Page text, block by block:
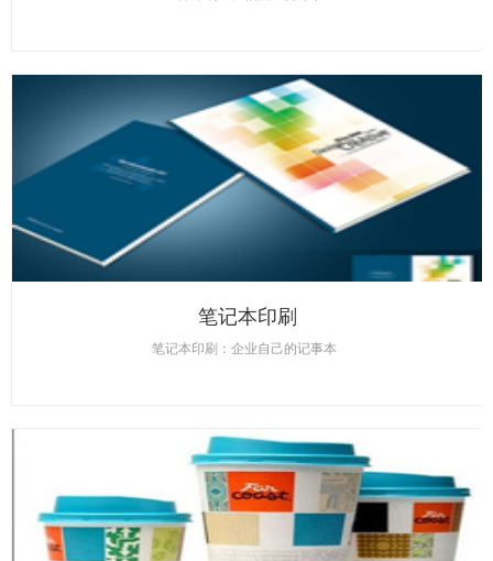
笔记本印刷
笔记本印刷：企业自己的记事本